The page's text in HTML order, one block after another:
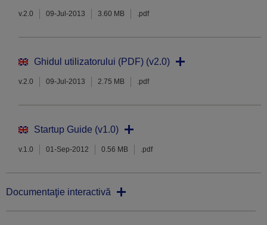
v.2.0 09-Jul-2013 3.60 MB .pdf
Ghidul utilizatorului (PDF) (v2.0)
v.2.0 09-Jul-2013 2.75 MB .pdf
Startup Guide (v1.0)
v.1.0 01-Sep-2012 0.56 MB .pdf
Documentaţie interactivă